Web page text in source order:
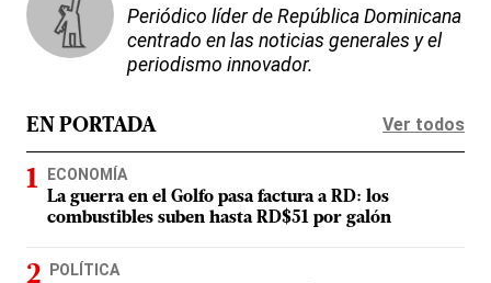
Periódico líder de República Dominicana
centrado en las noticias generales y el
periodismo innovador.
EN PORTADA Ver todos
ECONOMÍA
La guerra en el Golfo pasa factura a RD: los
combustibles suben hasta RD$51 por galón
POLÍTICA